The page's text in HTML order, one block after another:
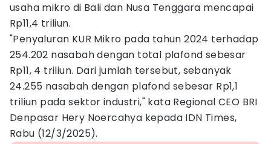
usaha mikro di Bali dan Nusa Tenggara mencapai
Rp11,4 triliun.
"Penyaluran KUR Mikro pada tahun 2024 terhadap
254.202 nasabah dengan total plafond sebesar
Rp11, 4 triliun. Dari jumlah tersebut, sebanyak
24.255 nasabah dengan plafond sebesar Rp1,1
triliun pada sektor industri," kata Regional CEO BRI
Denpasar Hery Noercahya kepada IDN Times,
Rabu (12/3/2025).